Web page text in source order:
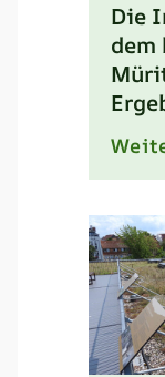
Die
dem